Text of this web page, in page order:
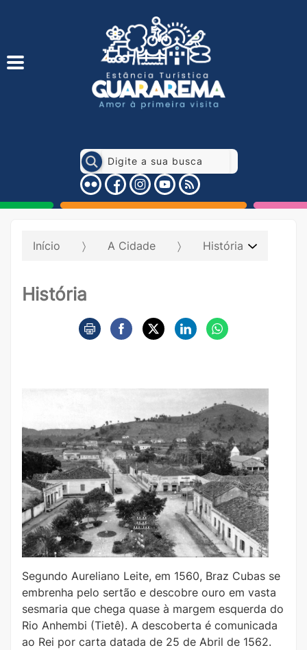
Início A Cidade História
História
Segundo Aureliano Leite, em 1560, Braz Cubas se
embrenha pelo sertão e descobre ouro em vasta
sesmaria que chega quase à margem esquerda do
Rio Anhembi (Tietê). A descoberta é comunicada
ao Rei por carta datada de 25 de Abril de 1562.